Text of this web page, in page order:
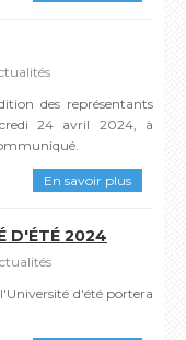
des représentants
24 avril 2024, à
En savoir plus
D'ÉTÉ 2024
d'été portera